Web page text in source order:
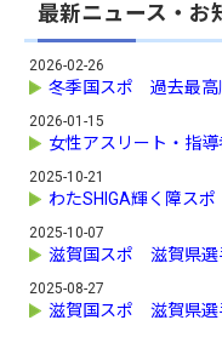
最新ニュース・お
2026-02-26
冬季国スポ 過去最高
2026-01-15
女性アスリート・指導
2025-10-21
わたSHIGA輝く障ス
2025-10-07
滋賀国スポ 滋賀県選
2025-08-27
滋賀国スポ 滋賀県選